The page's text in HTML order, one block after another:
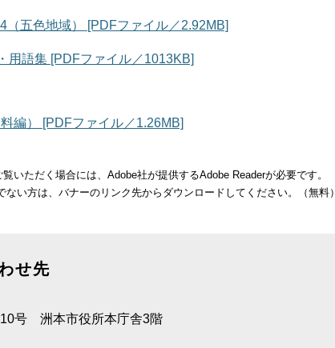
五色地域） [PDFファイル／2.92MB]
用語集 [PDFファイル／1013KB]
編） [PDFファイル／1.26MB]
いただく場合には、Adobe社が提供するAdobe Readerが必要です。
ない方は、バナーのリンク先からダウンロードしてください。（無料）
せ先
号 洲本市役所本庁舎3階